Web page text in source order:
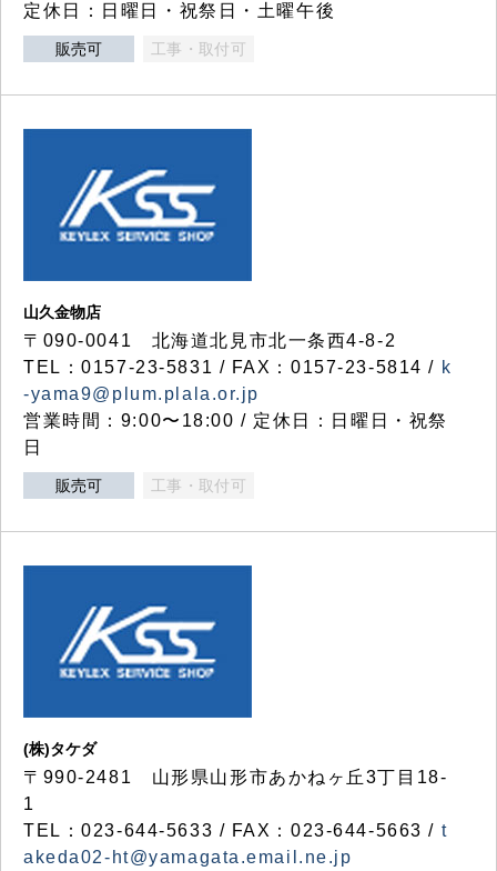
定休日：日曜日・祝祭日・土曜午後
販売可 工事・取付可
山久金物店
〒090-0041 北海道北見市北一条西4-8-2
TEL：0157-23-5831 / FAX：0157-23-5814 / k
-yama9@plum.plala.or.jp
営業時間：9:00〜18:00 / 定休日：日曜日・祝祭
日
販売可 工事・取付可
(株)タケダ
〒990-2481 山形県山形市あかねヶ丘3丁目18-
1
TEL：023-644-5633 / FAX：023-644-5663 / t
akeda02-ht@yamagata.email.ne.jp